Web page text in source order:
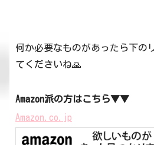
何か必要なものがあったら下の
てくださいね🙏
Amazon派の方はこちら▼▼
Amazon.co.jp